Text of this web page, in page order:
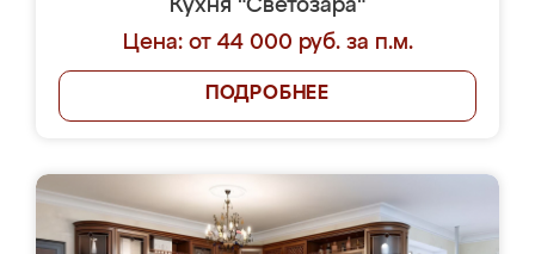
Кухня "Светозара"
Цена: от 44 000 руб. за п.м.
ПОДРОБНЕЕ